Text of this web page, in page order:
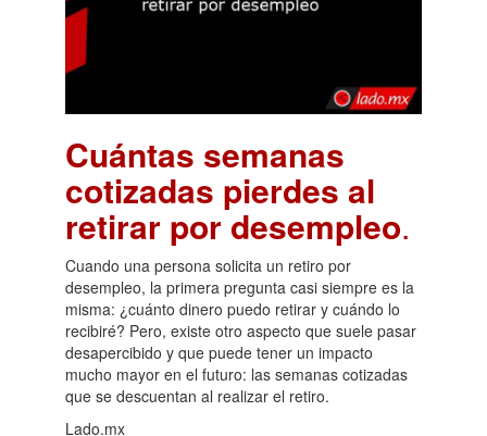
Cuántas semanas
cotizadas pierdes al
retirar por desempleo.
Cuando una persona solicita un retiro por
desempleo, la primera pregunta casi siempre es la
misma: ¿cuánto dinero puedo retirar y cuándo lo
recibiré? Pero, existe otro aspecto que suele pasar
desapercibido y que puede tener un impacto
mucho mayor en el futuro: las semanas cotizadas
que se descuentan al realizar el retiro.
Lado.mx